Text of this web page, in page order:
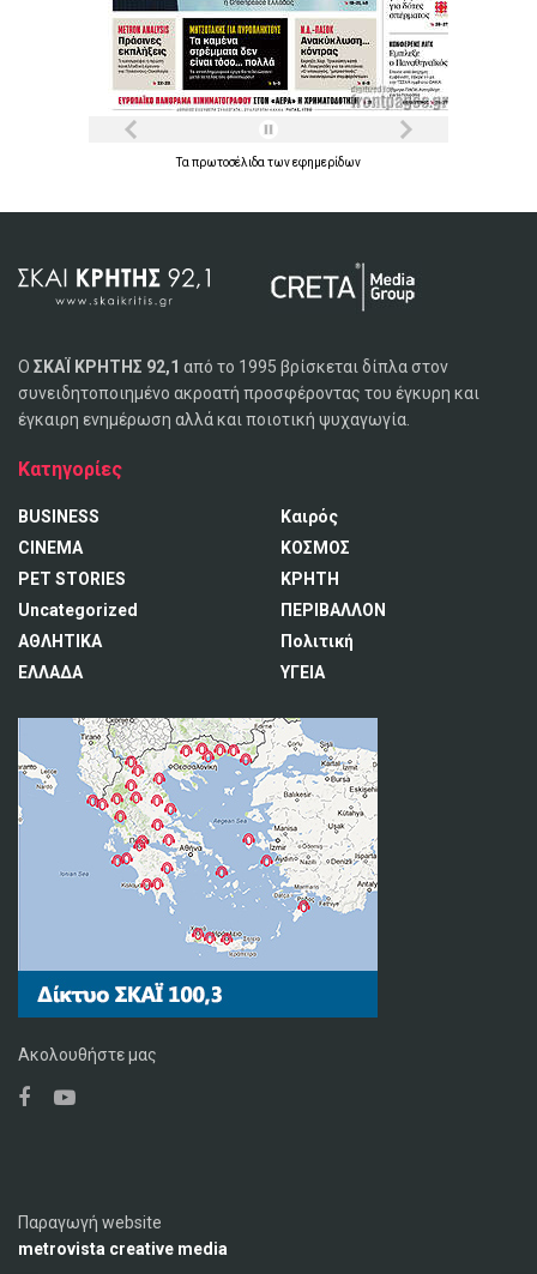
Ταπρωτοσέλιδατωνεφημερίδων
Ο ΣΚΑΪ ΚΡΗΤΗΣ 92,1 από το 1995 βρίσκεται δίπλα στον
συνειδητοποιημένο ακροατή προσφέροντας του έγκυρη και
έγκαιρη ενημέρωση αλλά και ποιοτική ψυχαγωγία.
Κατηγορίες
BUSINESS
CINEMA
PET STORIES
Uncategorized
ΑΘΛΗΤΙΚΑ
ΕΛΛΑΔΑ
Καιρός
ΚΟΣΜΟΣ
ΚΡΗΤΗ
ΠΕΡΙΒΑΛΛΟΝ
Πολιτική
ΥΓΕΙΑ
Ακολουθήστε μας
Παραγωγή website
metrovista creative media